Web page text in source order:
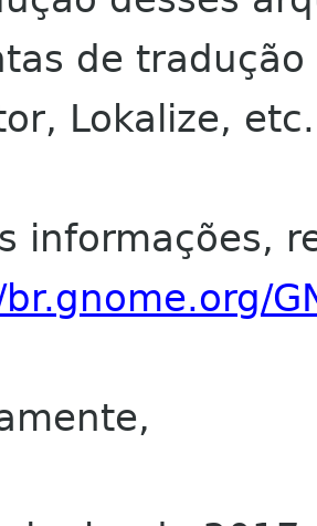
de
Lokalize, etc.
informações,